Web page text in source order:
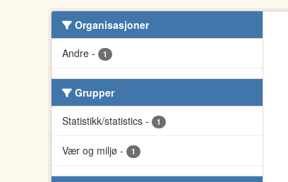
Organisasjoner
Andre - 1
Grupper
Statistikk/statistics - 1
Vær og miljø - 1